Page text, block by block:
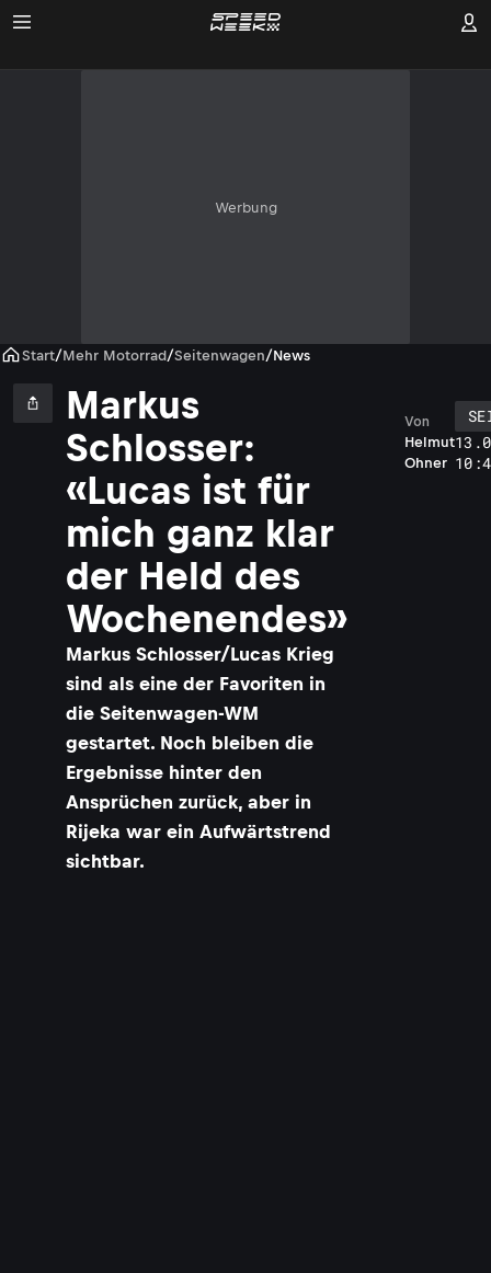
Werbung
Start/Mehr Motorrad/Seitenwagen/News
Markus
Schlosser:
«Lucas ist für
mich ganz klar
der Held des
Wochenendes»
Markus Schlosser/Lucas Krieg
sind als eine der Favoriten in
die Seitenwagen-WM
gestartet. Noch bleiben die
Ergebnisse hinter den
Ansprüchen zurück, aber in
Rijeka war ein Aufwärtstrend
sichtbar.
Helmut
Ohner
Von